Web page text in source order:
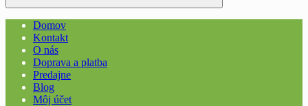
Domov
Kontakt
O nás
Doprava a platba
Predajne
Blog
Môj účet